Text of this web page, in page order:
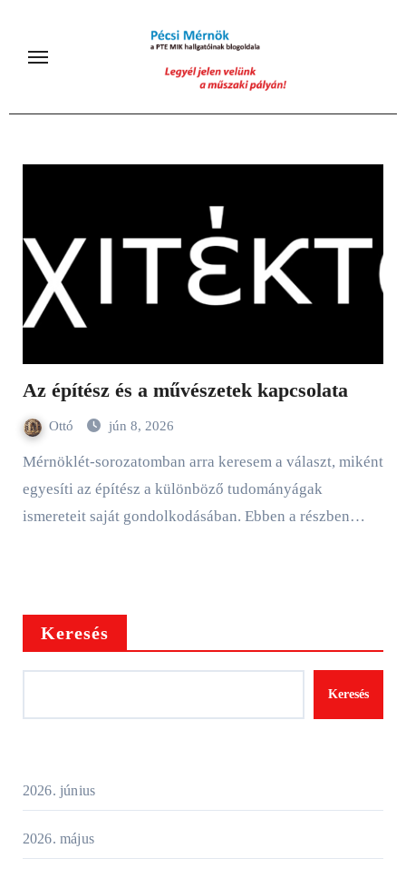
content
Az építész és a művészetek kapcsolata
Ottó jún 8, 2026
Mérnöklét-sorozatomban arra keresem a választ, miként
egyesíti az építész a különböző tudományágak
ismereteit saját gondolkodásában. Ebben a részben…
Keresés
Keresés
2026. június
2026. május